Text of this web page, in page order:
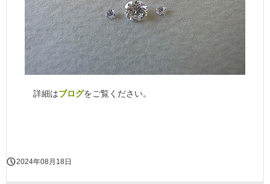
詳細はブログをご覧ください。
2024年08月18日